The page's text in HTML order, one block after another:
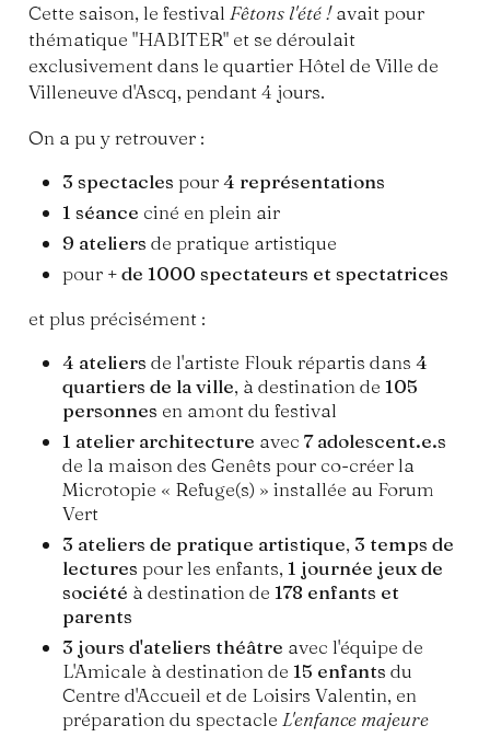
Cette saison, le festivalFêtons l'été !avait pour
thématique "HABITER" et se déroulait
exclusivement dans le quartier Hôtel de Ville de
Villeneuve d'Ascq, pendant 4 jours.
On a pu y retrouver :
3 spectacles pour4 représentations
1 séance ciné en plein air
9 ateliers de pratique artistique
pour + de 1000 spectateurs et spectatrices
et plus précisément :
4 ateliers de l'artiste Flouk répartis dans 4
quartiers de la ville, à destination de 105
personnes en amont du festival
1 atelier architecture avec 7 adolescent.e.s
de la maison des Genêts pour co-créer la
Microtopie « Refuge(s) » installée au Forum
Vert
3 ateliers de pratique artistique, 3 temps de
lectures pour les enfants, 1 journée jeux de
société à destination de 178 enfants et
parents
3 jours d'ateliers théâtre avec l'équipe de
L'Amicale à destination de 15 enfants du
Centre d'Accueil et de Loisirs Valentin, en
préparation du spectacle L'enfance majeure